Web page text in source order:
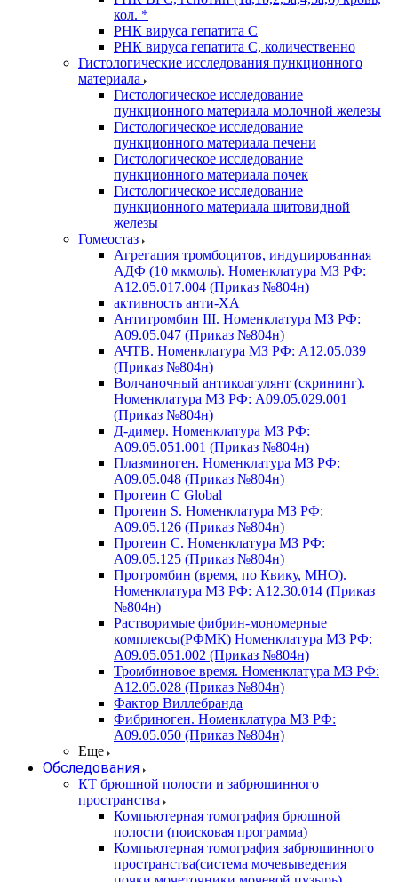
кол. *
РНК вируса гепатита C
РНК вируса гепатита C, количественно
Гистологические исследования пункционного
материала
Гистологическое исследование
пункционного материала молочной железы
Гистологическое исследование
пункционного материала печени
Гистологическое исследование
пункционного материала почек
Гистологическое исследование
пункционного материала щитовидной
железы
Гомеостаз
Агрегация тромбоцитов, индуцированная
АДФ (10 мкмоль). Номенклатура МЗ РФ:
A12.05.017.004 (Приказ №804н)
активность анти-ХА
Антитромбин III. Номенклатура МЗ РФ:
A09.05.047 (Приказ №804н)
АЧТВ. Номенклатура МЗ РФ: A12.05.039
(Приказ №804н)
Волчаночный антикоагулянт (скрининг).
Номенклатура МЗ РФ: A09.05.029.001
(Приказ №804н)
Д-димер. Номенклатура МЗ РФ:
A09.05.051.001 (Приказ №804н)
Плазминоген. Номенклатура МЗ РФ:
A09.05.048 (Приказ №804н)
Протеин C Global
Протеин S. Номенклатура МЗ РФ:
A09.05.126 (Приказ №804н)
Протеин С. Номенклатура МЗ РФ:
A09.05.125 (Приказ №804н)
Протромбин (время, по Квику, МНО).
Номенклатура МЗ РФ: A12.30.014 (Приказ
№804н)
Растворимые фибрин-мономерные
комплексы(РФМК) Номенклатура МЗ РФ:
A09.05.051.002 (Приказ №804н)
Тромбиновое время. Номенклатура МЗ РФ:
A12.05.028 (Приказ №804н)
Фактор Виллебранда
Фибриноген. Номенклатура МЗ РФ:
A09.05.050 (Приказ №804н)
Еще
Обследования
КТ брюшной полости и забрюшинного
пространства
Компьютерная томография брюшной
полости (поисковая программа)
Компьютерная томография забрюшинного
пространства(система мочевыведения